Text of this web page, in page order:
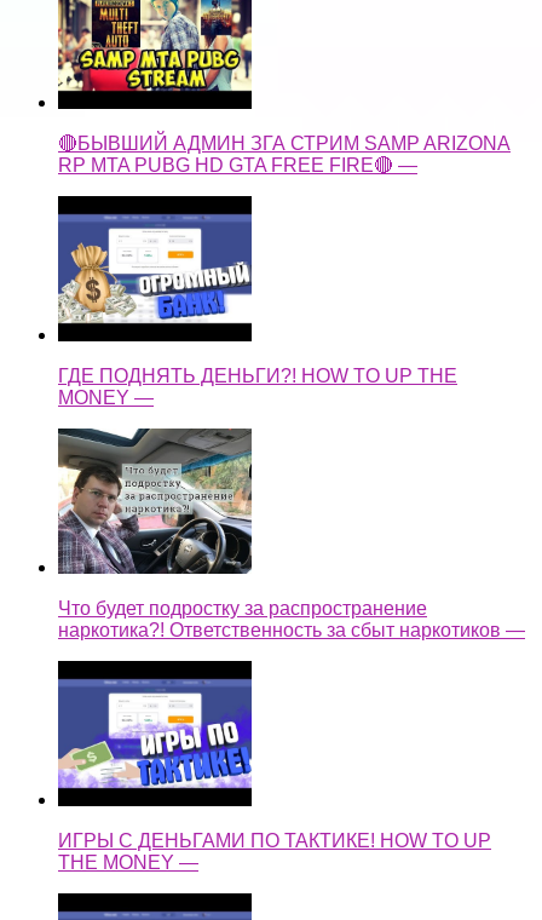
ГДЕ ПОДНЯТЬ ДЕНЬГИ?! HOW TO UP THE
MONEY —
Что будет подростку за распространение
наркотика?! Ответственность за сбыт наркотиков —
ИГРЫ С ДЕНЬГАМИ ПО ТАКТИКЕ! HOW TO UP
THE MONEY —
ТАКТИКА ДЛЯ БОЛЬШИХ ДЕНЕГ! / HOW TO UP